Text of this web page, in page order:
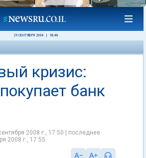
29 СЕНТЯБРЯ 2008 16:40
кризис:
банк
2008 г., 17:50 | последнее
2008 г., 17:55